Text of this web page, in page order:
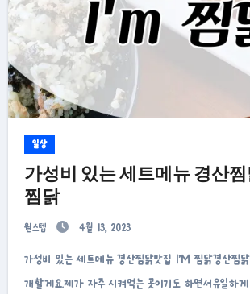
일상
가성비 있는 세트메뉴 경산
찜닭
원스텝 4월 13, 2023
가성비 있는 세트메뉴 경산찜닭맛집 I’M 찜닭경산찜닭맛집인 아임찜닭을 소
개할게요.제가 자주 시켜먹는 곳이기도 하면서유일하